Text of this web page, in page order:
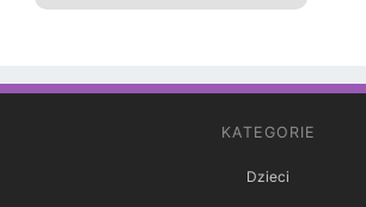
KATEGORIE
Dzieci